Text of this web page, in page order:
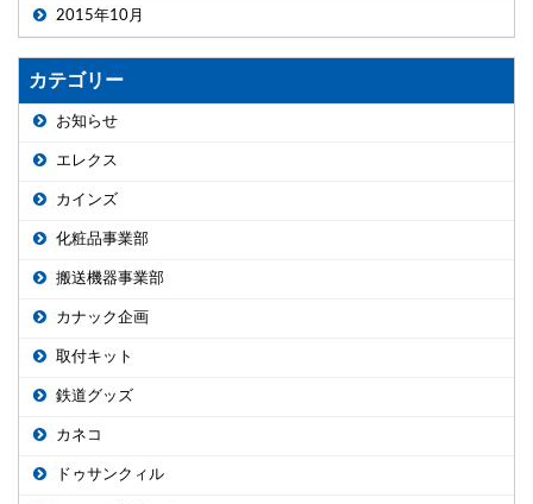
2015年10月
カテゴリー
お知らせ
エレクス
カインズ
化粧品事業部
搬送機器事業部
カナック企画
取付キット
鉄道グッズ
カネコ
ドゥサンクィル